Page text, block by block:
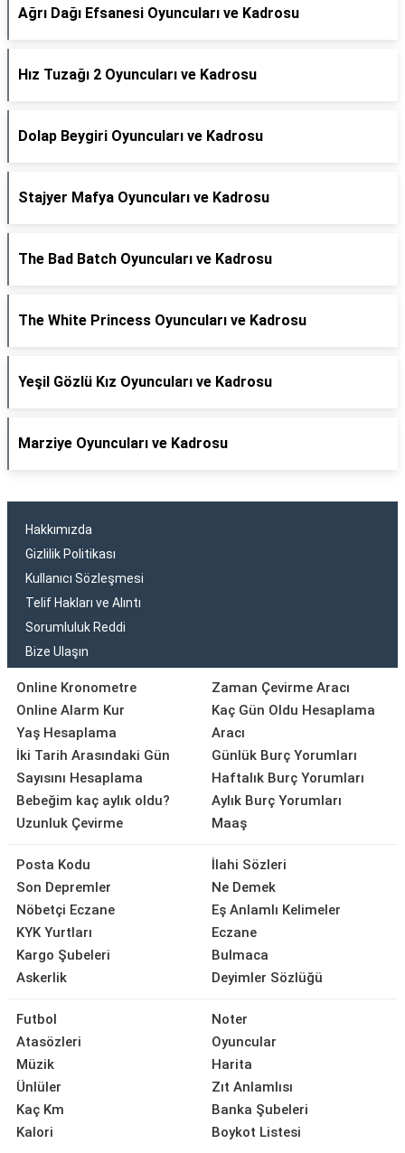
Ağrı Dağı Efsanesi Oyuncuları ve Kadrosu
Hız Tuzağı 2 Oyuncuları ve Kadrosu
Dolap Beygiri Oyuncuları ve Kadrosu
Stajyer Mafya Oyuncuları ve Kadrosu
The Bad Batch Oyuncuları ve Kadrosu
The White Princess Oyuncuları ve Kadrosu
Yeşil Gözlü Kız Oyuncuları ve Kadrosu
Marziye Oyuncuları ve Kadrosu
Hakkımızda
Gizlilik Politikası
Kullanıcı Sözleşmesi
Telif Hakları ve Alıntı
Sorumluluk Reddi
Bize Ulaşın
Online Kronometre
Online Alarm Kur
Yaş Hesaplama
İki Tarih Arasındaki Gün
Sayısını Hesaplama
Bebeğim kaç aylık oldu?
Uzunluk Çevirme
Zaman Çevirme Aracı
Kaç Gün Oldu Hesaplama
Aracı
Günlük Burç Yorumları
Haftalık Burç Yorumları
Aylık Burç Yorumları
Maaş
Posta Kodu
Son Depremler
Nöbetçi Eczane
KYK Yurtları
Kargo Şubeleri
Askerlik
İlahi Sözleri
Ne Demek
Eş Anlamlı Kelimeler
Eczane
Bulmaca
Deyimler Sözlüğü
Futbol
Atasözleri
Müzik
Ünlüler
Kaç Km
Kalori
Noter
Oyuncular
Harita
Zıt Anlamlısı
Banka Şubeleri
Boykot Listesi